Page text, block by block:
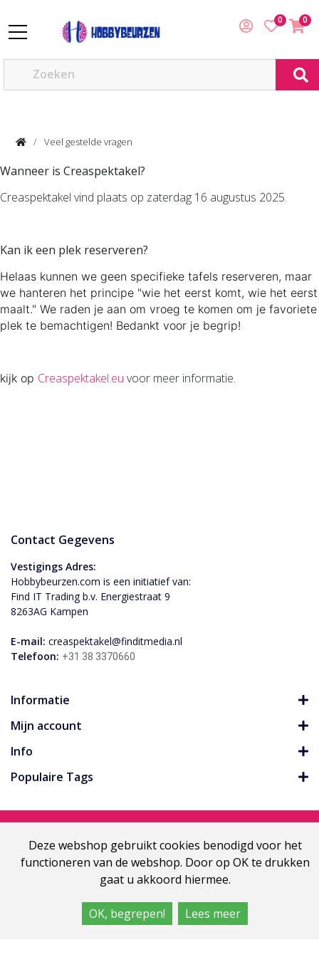
0
0
Veel gestelde vragen
Wanneer is Creaspektakel?
Creaspektakel vind plaats op zaterdag 16 augustus 2025.
Kan ik een plek reserveren?
Helaas kunnen we geen specifieke tafels reserveren, maar
we hanteren het principe "wie het eerst komt, wie het eerst
maalt." We raden je aan om vroeg te komen om je favoriete
plek te bemachtigen! Bedankt voor je begrip!
kijk op Creaspektakel.eu voor meer informatie.
Contact Gegevens
Vestigings Adres:
Hobbybeurzen.com is een initiatief van:
Find IT Trading b.v. Energiestraat 9
8263AG Kampen
E-mail: creaspektakel@finditmedia.nl
Telefoon: +31 38 3370660
Informatie
Mijn account
Info
Populaire Tags
Copyright HobbyBeurzen.com
Deze webshop gebruikt cookies benodigd voor het
functioneren van de webshop. Door op OK te drukken
gaat u akkoord hiermee.
OK, begrepen! Lees meer